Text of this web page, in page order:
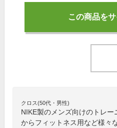
この商品を
クロス(50代・男性)
NIKE製のメンズ向けのトレ
からフィットネス用など様々